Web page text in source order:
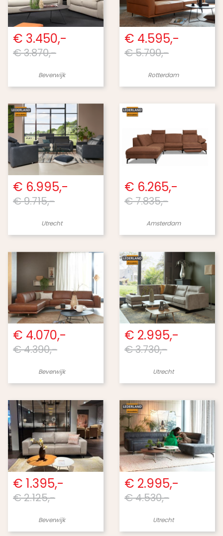
€ 3.450,-
€ 3.870,-
Beverwijk
€ 4.595,-
€ 5.790,-
Rotterdam
€ 6.995,-
€ 9.715,-
Utrecht
€ 6.265,-
€ 7.835,-
Amsterdam
€ 4.070,-
€ 4.390,-
Beverwijk
€ 2.995,-
€ 3.730,-
Utrecht
€ 1.395,-
€ 2.125,-
Beverwijk
€ 2.995,-
€ 4.530,-
Utrecht